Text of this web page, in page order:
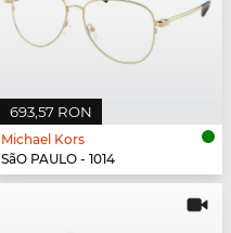
693,57 RON
Michael Kors
SãO PAULO - 1014